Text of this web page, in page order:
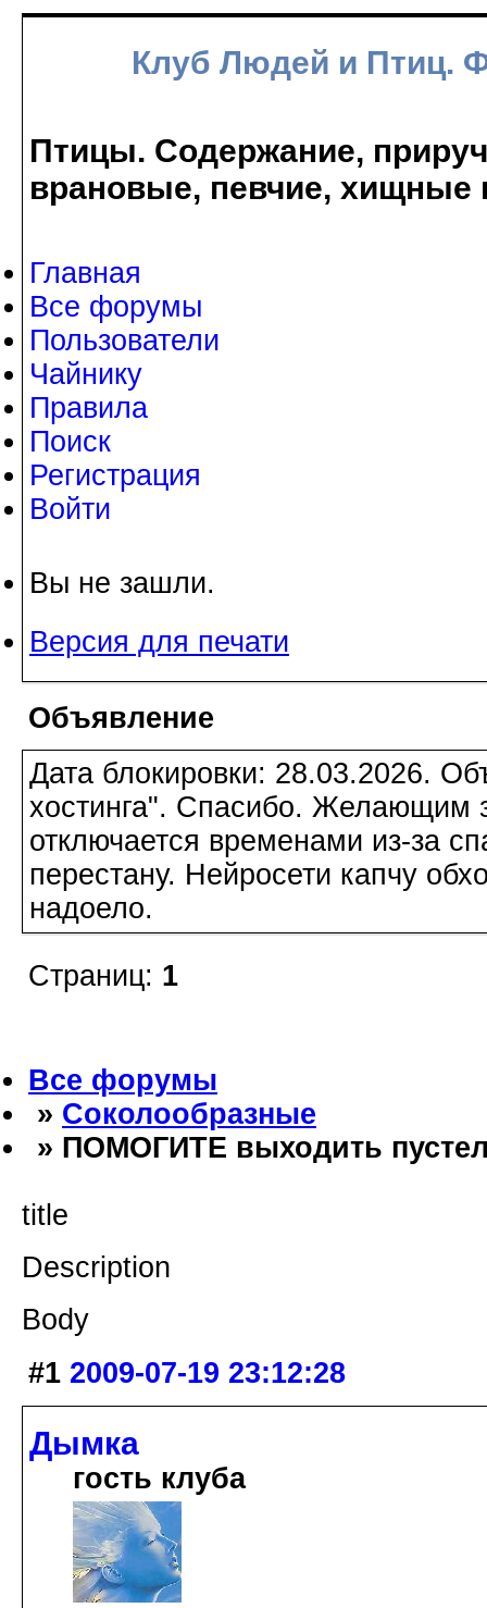
Клуб Людей и Птиц.
Птицы. Содержание,
врановые, певчие, хищные
Главная
Все форумы
Пользователи
Чайнику
Правила
Поиск
Регистрация
Войти
Вы не зашли.
Версия для печати
Объявление
Дата блокировки: 28.03.2026.
хостинга". Спасибо. Желающим
отключается временами из-за
перестану. Нейросети капчу
надоело.
Страниц: 1
Все форумы
» Соколообразные
» ПОМОГИТЕ выходить
title
Description
Body
#1 2009-07-19 23:12:28
Дымка
гость клуба